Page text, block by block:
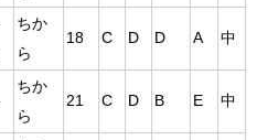
ちか
ら
18 C D D A 中
ちか
ら
21 C D B E 中